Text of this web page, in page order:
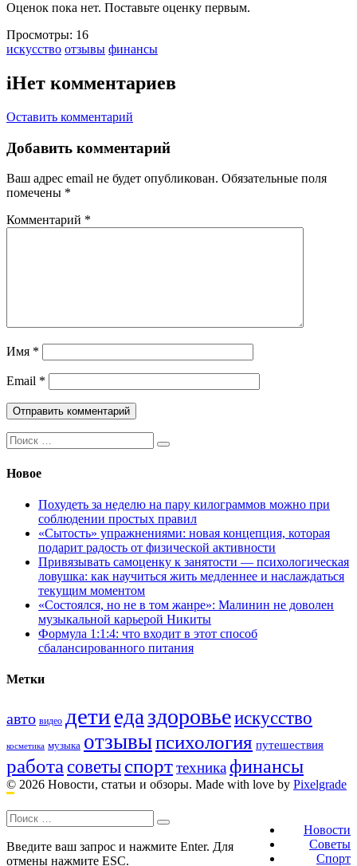
Оценок пока нет. Поставьте оценку первым.
Просмотры: 16
Тэги:
искусство отзывы финансы
iНет комментариев
Оставить комментарий
Добавить комментарий
Ваш адрес email не будет опубликован. Обязательные поля
помечены *
Комментарий *
Имя *
Email *
Поиск:
Новое
Похудеть за неделю на пару килограммов можно при
соблюдении простых правил
«Сытость» упражнениями: новая концепция, которая
подарит радость от физической активности
Привязывать самоценку к занятости — психологическая
ловушка: как научиться жить медленнее и наслаждаться
текущим моментом
«Состоялся, но не в том жанре»: Малинин не доволен
музыкальной карьерой Никиты
Формула 1:1:4: что входит в этот способ
сбалансированного питания
Метки
авто видео дети едаздоровьеискусство
косметика музыка отзывыпсихология путешествия
работа советы спорттехникафинансы
© 2026 Новости, статьи и обзоры. Made with love by Pixelgrade
navigation
Новости
Советы
Спорт
Поиск:
Введите ваш запрос и нажмите Enter. Для
отмены нажмите ESC.